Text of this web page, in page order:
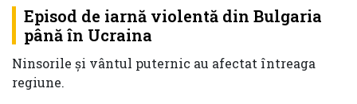
Episod de iarnă violentă din Bulgaria
până în Ucraina
Ninsorile şi vântul puternic au afectat întreaga
regiune.